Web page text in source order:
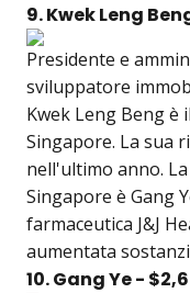
9. Kwek Leng
Presidente e
sviluppatore
Kwek Leng Beng è
Singapore. La sua
nell'ultimo anno.
Singapore è Gang
farmaceutica J&J
aumentata
10. Gang Ye -